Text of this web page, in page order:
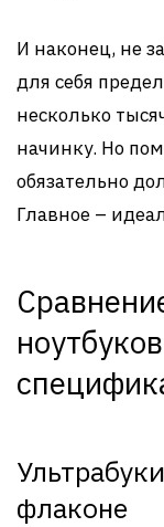
И наконец, не
для себя
несколько
начинку. Но
обязательно
Главное –
флаконе